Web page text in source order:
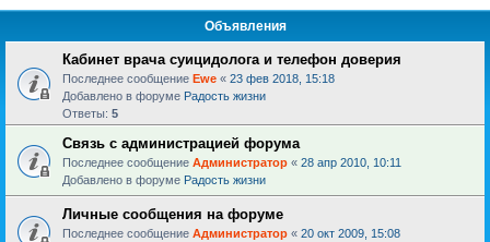
Объявления
Кабинет врача суицидолога и телефон доверия
Последнее сообщение Ewe « 23 фев 2018, 15:18
Добавлено в форуме Радость жизни
Ответы: 5
Связь с администрацией форума
Последнее сообщение Администратор « 28 апр 2010, 10:11
Добавлено в форуме Радость жизни
Личные сообщения на форуме
Последнее сообщение Администратор « 20 окт 2009, 15:08